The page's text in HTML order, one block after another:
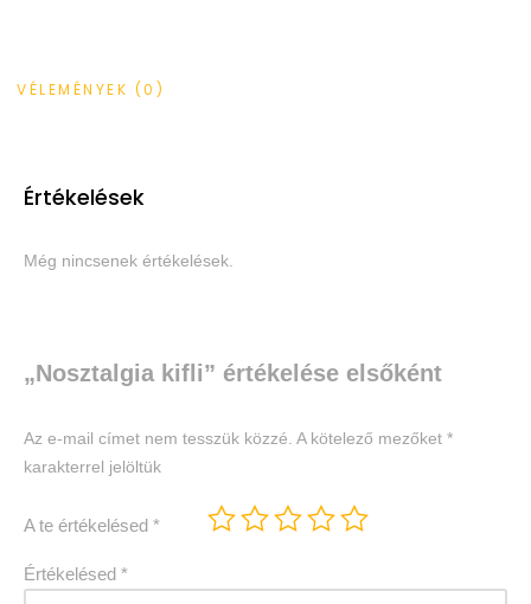
VÉLEMÉNYEK (0)
Értékelések
Még nincsenek értékelések.
„Nosztalgia kifli” értékelése elsőként
Az e-mail címet nem tesszük közzé. A kötelező mezőket *
karakterrel jelöltük
A te értékelésed *
Értékelésed *